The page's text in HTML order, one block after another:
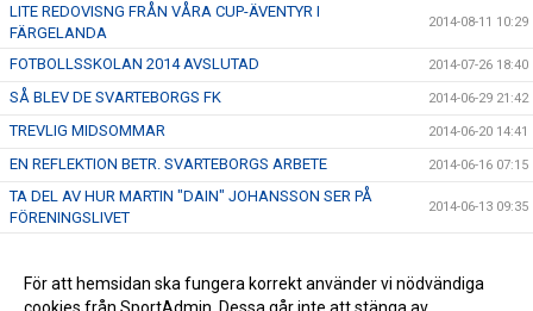
LITE REDOVISNG FRÅN VÅRA CUP-ÄVENTYR I
FÄRGELANDA
2014-08-11 10:29
FOTBOLLSSKOLAN 2014 AVSLUTAD 2014-07-26 18:40
SÅ BLEV DE SVARTEBORGS FK 2014-06-29 21:42
TREVLIG MIDSOMMAR 2014-06-20 14:41
EN REFLEKTION BETR. SVARTEBORGS ARBETE 2014-06-16 07:15
TA DEL AV HUR MARTIN "DAIN" JOHANSSON SER PÅ
FÖRENINGSLIVET
2014-06-13 09:35
HÅLL UTKIK! 2014-06-06 21:40
För att hemsidan ska fungera korrekt använder vi nödvändiga